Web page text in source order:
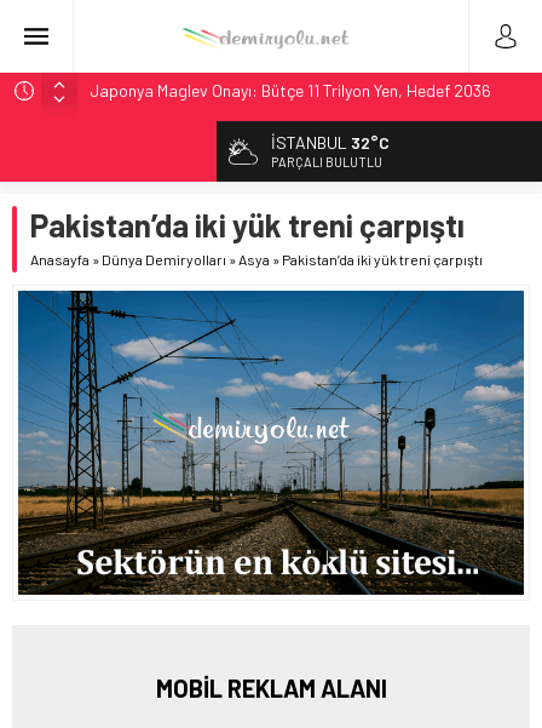
Japonya Maglev Onayı: Bütçe 11 Trilyon Yen, Hedef 2036
Toronto Metrosu’nda Kapasite %40 Artıyor: Hitachi Rail
Metrolinx’in 604 Milyon CAD’lik Toronto Uzatmasında Kazı
Başladı
Hitachi Rail’den Toronto’ya: %40 Kapasite Artışı Getiren
CBTC Anlaşması
Siemens ve Stadler’dan Berlin S-Bahn’a 350 Trenlik Dev
Sözleşme
İSTANBUL 32°C
PARÇALI BULUTLU
Pakistan’da iki yük treni çarpıştı
Anasayfa » Dünya Demiryolları »Asya » Pakistan’da iki yük treni çarpıştı
MOBİL REKLAM ALANI